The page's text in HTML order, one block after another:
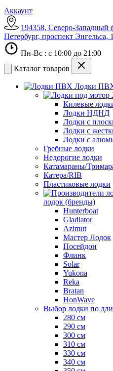
Аккаунт
194358, Северо-Западный
Петербург, проспект Энгельса,
Пн-Вс : с 10:00 до 21:00
Каталог товаров
Лодки
Килевые
Лодки НДНД
Лодки с
Лодки с
Лодки с
Гребные лодки
Недорогие лодки
Катамараны/
Катера/RIB
Пластиковые лодки
лодок (бренды)
Hunterboat
Gladiator
Azimut
Мастер Лодок
Посейдон
Флинк
Solar
Yukona
Reka
Bratan
HonWave
Выбор лодки по
280 см
290 см
300 см
310 см
330 см
340 см